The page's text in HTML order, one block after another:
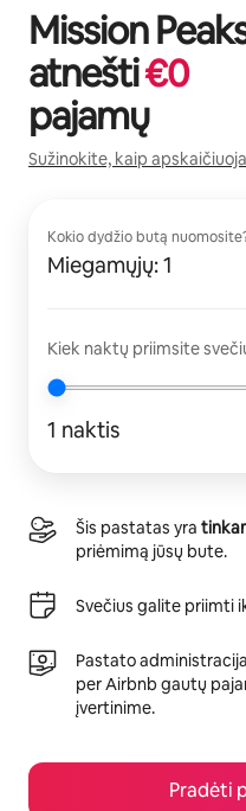
Mission
atnešti€0
pajamų
Sužinokite, kaip
Kokio dydžio butą
Miegamųjų: 1
Kiek naktų priimsite
1 naktis
Šis pastatas yra
priėmimą jūsų bute.
Svečius galite priimti
Pastato
per Airbnb gautų
įvertinime.
Pradėti